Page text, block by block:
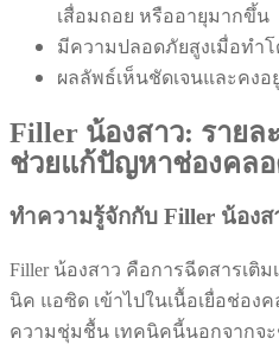
เสื่อมถอย หรืออายุมากขึ้น
มีความปลอดภัยสูงเมื่อทำ
ผลลัพธ์เห็นชัดเจนและคง
Filler น้องสาว: รายล
ช่วยแก้ปัญหาช่องคล
ทำความรู้จักกับ Filler น้องส
Filler น้องสาว คือการฉีดสารเติ
นิค แอซิด เข้าไปในเนื้อเยื่อช่อง
ความชุ่มชื้น เทคนิคนี้นอกจากจ